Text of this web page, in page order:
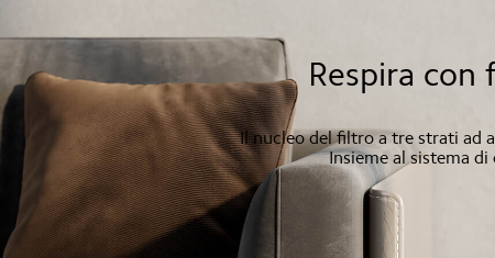
Respira
Il nucleo del filtro a tre strati ad
Insieme al sistema